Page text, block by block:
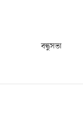
বন্ধুসভা